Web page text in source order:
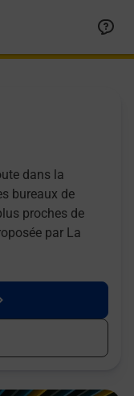
dans la
bureaux de
proches de
par La